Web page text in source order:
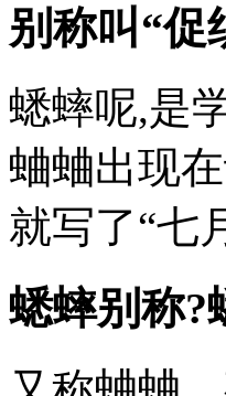
别称叫“促
蟋蟀呢,是
蛐蛐出现
就写了“七
蟋蟀别称?